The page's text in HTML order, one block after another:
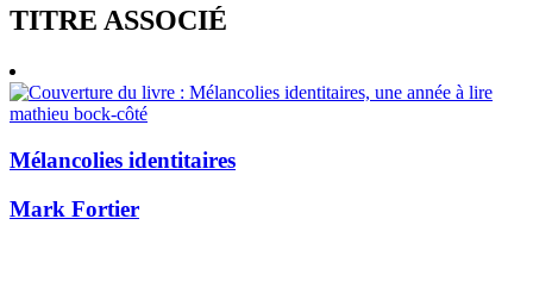
TITRE ASSOCIÉ
Mélancolies identitaires
Mark Fortier